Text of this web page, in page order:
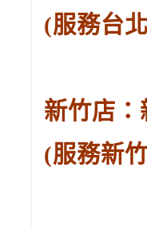
(服務台
新竹店：
(服務新